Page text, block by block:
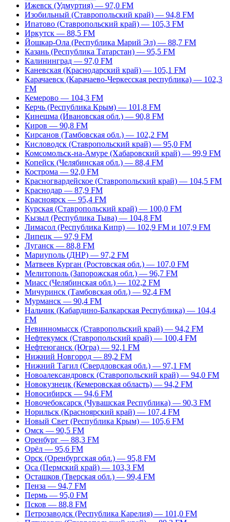
Ижевск (Удмуртия) — 97,0 FM
Изобильный (Ставропольский край) — 94,8 FM
Ипатово (Ставропольский край) — 105,3 FM
Иркутск — 88,5 FM
Йошкар-Ола (Республика Марий Эл) — 88,7 FM
Казань (Республика Татарстан) — 95,5 FM
Калининград — 97,0 FM
Каневская (Краснодарский край) — 105,1 FM
Карачаевск (Карачаево-Черкесская республика) — 102,3
FM
Кемерово — 104,3 FM
Керчь (Республика Крым) — 101,8 FM
Кинешма (Ивановская обл.) — 90,8 FM
Киров — 90,8 FM
Кирсанов (Тамбовская обл.) — 102,2 FM
Кисловодск (Ставропольский край) — 95,0 FM
Комсомольск-на-Амуре (Хабаровский край) — 99,9 FM
Копейск (Челябинская обл.) — 88,4 FM
Кострома — 92,0 FM
Красногвардейское (Ставропольский край) — 104,5 FM
Краснодар — 87,9 FM
Красноярск — 95,4 FM
Курская (Ставропольский край) — 100,0 FM
Кызыл (Республика Тыва) — 104,8 FM
Лимасол (Республика Кипр) — 102,9 FM и 107,9 FM
Липецк — 97,9 FM
Луганск — 88,8 FM
Мариуполь (ДНР) — 97,2 FM
Матвеев Курган (Ростовская обл.) — 107,0 FM
Мелитополь (Запорожская обл.) — 96,7 FM
Миасс (Челябинская обл.) — 102,2 FM
Мичуринск (Тамбовская обл.) — 92,4 FM
Мурманск — 90,4 FM
Нальчик (Кабардино-Балкарская Республика) — 104,4
FM
Невинномысск (Ставропольский край) — 94,2 FM
Нефтекумск (Ставропольский край) — 100,4 FM
Нефтеюганск (Югра) — 92,1 FM
Нижний Новгород — 89,2 FM
Нижний Тагил (Свердловская обл.) — 97,1 FM
Новоалександровск (Ставропольский край) — 94,0 FM
Новокузнецк (Кемеровская область) — 94,2 FM
Новосибирск — 94,6 FM
Новочебоксарск (Чувашская Республика) — 90,3 FM
Норильск (Красноярский край) — 107,4 FM
Новый Свет (Республика Крым) — 105,6 FM
Омск — 90,5 FM
Оренбург — 88,3 FM
Орёл — 95,6 FM
Орск (Оренбургская обл.) — 95,8 FM
Оса (Пермский край) — 103,3 FM
Осташков (Тверская обл.) — 99,4 FM
Пенза — 94,7 FM
Пермь — 95,0 FM
Псков — 88,8 FM
Петрозаводск (Республика Карелия) — 101,0 FM